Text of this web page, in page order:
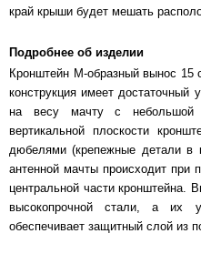
край крыши будет мешать
Подробнее об изделии
Кронштейн М-образный вынос
конструкция имеет достаточный
на весу мачту с небольшой
вертикальной плоскости
дюбелями (крепежные детали в
антенной мачты происходит при
центральной части кронштейна.
высокопрочной стали, а их
обеспечивает защитный слой из